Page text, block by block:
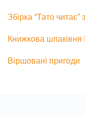
Збірка “Тато
Книжкова
Віршовані пригоди